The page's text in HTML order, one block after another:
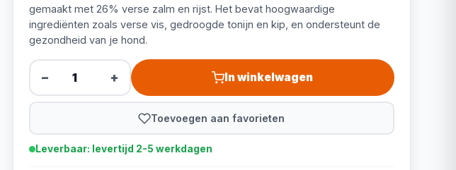
gemaakt met 26% verse zalm en rijst. Het bevat hoogwaardige
ingrediënten zoals verse vis, gedroogde tonijn en kip, en ondersteunt de
gezondheid van je hond.
− + In winkelwagen
Toevoegen aan favorieten
Leverbaar: levertijd 2-5 werkdagen